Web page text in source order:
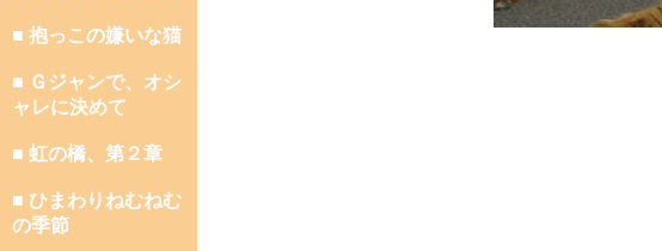
■ 抱っこの嫌いな猫
■ Ｇジャンで、オシ
ャレに決めて
■ 虹の橋、第２章
■ ひまわりねむねむ
の季節